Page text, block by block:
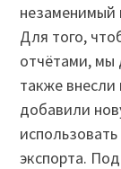
незаменимый
Для того,
отчётами, мы
также
добавили
экспорта.